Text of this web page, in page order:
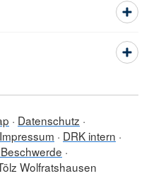
Datenschutz
Impressum
DRK intern
Wolfratshausen